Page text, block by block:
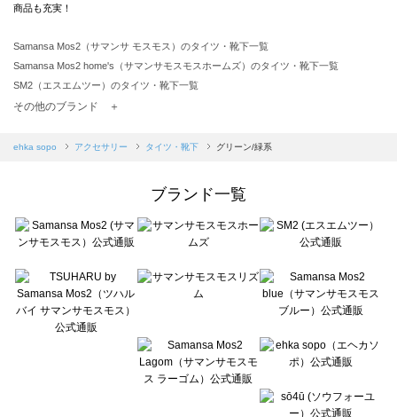
商品も充実！
Samansa Mos2（サマンサ モスモス）のタイツ・靴下一覧
Samansa Mos2 home's（サマンサモスモスホームズ）のタイツ・靴下一覧
SM2（エスエムツー）のタイツ・靴下一覧
TSUHARU by Samansa Mos2（ツハルバイサマンサモスモス）のタイツ・靴下一覧
Samansa Mos2 blue（サマンサモスモス ブルー）のタイツ・靴下一覧
sō4ū（ソウフォーユー）のタイツ・靴下一覧
Te chichi（テチチ）のタイツ・靴下一覧
Te chichi CLASSIC（テチチ クラシック）のタイツ・靴下一覧
Lugnoncure（ルノンキュール）のタイツ・靴下一覧
BETTY'S BLUE（べティーズブルー）のタイツ・靴下一覧
Wpc.（ワールドパーティー）のタイツ・靴下一覧
その他のブランド ＋
ehka sopo アクセサリー タイツ・靴下 グリーン/緑系
ブランド一覧